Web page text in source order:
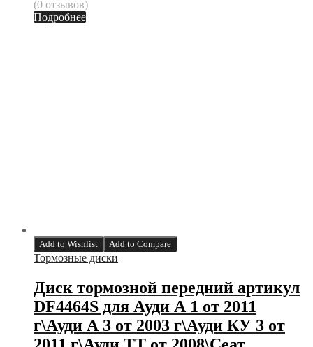
(0 отзывов)
Подробнее
Add to Wishlist Add to Compare
Тормозные диски
Диск тормозной передний артикул
DF4464S для Ауди А 1 от 2011
г\Ауди А 3 от 2003 г\Ауди КУ 3 от